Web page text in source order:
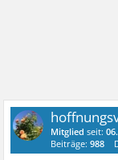
Mitglied seit:
Beiträge:988